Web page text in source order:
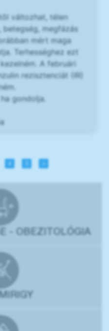
változhat, télen
megfázás
mért maga
Terhességhez ezt
A februári
rezisztenciát (IR)
gondolja.
4 »
- OBEZITOLÓGIA